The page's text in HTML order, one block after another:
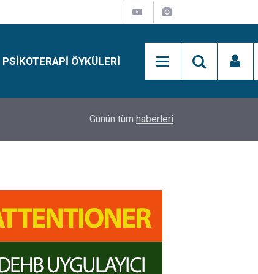
PSIKOTERAPI ÖYKÜLERI
Simon Says Dikkat Programı Nedir?
Günün tüm haberleri